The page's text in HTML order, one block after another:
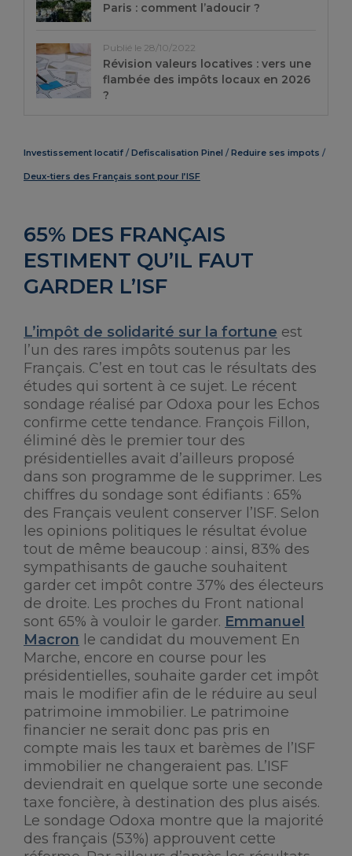
Investissement locatif Defiscalisation Pinel Reduire ses impots
Deux-tiers des Français sont pour l’ISF
65% DES FRANÇAIS
ESTIMENT QU’IL FAUT
GARDER L’ISF
L’impôt de solidarité sur la fortune est
l’un des rares impôts soutenus par les
Français. C’est en tout cas le résultats des
études qui sortent à ce sujet. Le récent
sondage réalisé par Odoxa pour les Echos
confirme cette tendance. François Fillon,
éliminé dès le premier tour des
présidentielles avait d’ailleurs proposé
dans son programme de le supprimer. Les
chiffres du sondage sont édifiants : 65%
des Français veulent conserver l’ISF. Selon
les opinions politiques le résultat évolue
tout de même beaucoup : ainsi, 83% des
sympathisants de gauche souhaitent
garder cet impôt contre 37% des électeurs
de droite. Les proches du Front national
sont 65% à vouloir le garder. Emmanuel
Macron le candidat du mouvement En
Marche, encore en course pour les
présidentielles, souhaite garder cet impôt
mais le modifier afin de le réduire au seul
patrimoine immobilier. Le patrimoine
financier ne serait donc pas pris en
compte mais les taux et barèmes de l’ISF
immobilier ne changeraient pas. L’ISF
deviendrait en quelque sorte une seconde
taxe foncière, à destination des plus aisés.
Le sondage Odoxa montre que la majorité
des français (53%) approuvent cette
Paris : comment l’adoucir ?
Publié le 28/10/2022
Révision valeurs locatives : vers une
flambée des impôts locaux en 2026
?